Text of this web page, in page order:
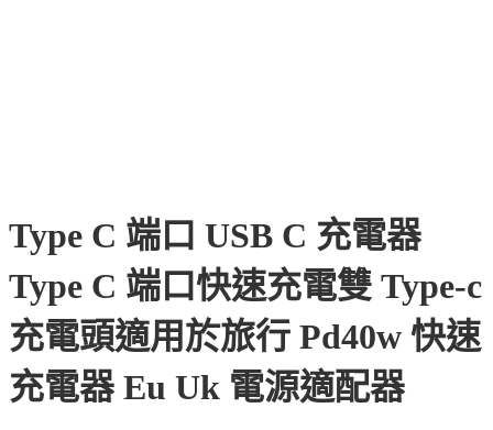
Type C 端口 USB C 充電器
Type C 端口快速充電雙 Type-c
充電頭適用於旅行 Pd40w 快速
充電器 Eu Uk 電源適配器